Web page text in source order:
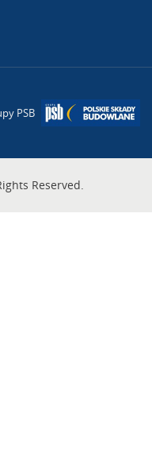
PSB
Reserved.